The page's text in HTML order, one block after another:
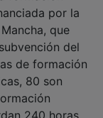
que
del
de formación
80 son
240 horas